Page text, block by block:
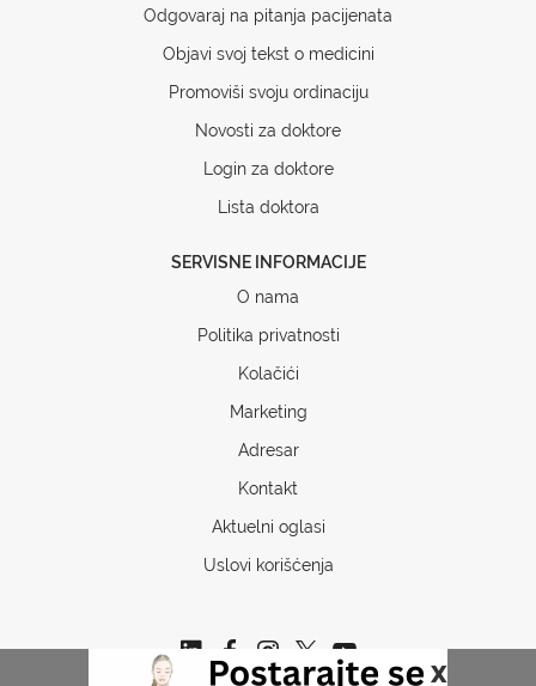
x
Odgovaraj na pitanja pacijenata
Objavi svoj tekst o medicini
Promoviši svoju ordinaciju
Novosti za doktore
Login za doktore
Lista doktora
SERVISNE INFORMACIJE
O nama
Politika privatnosti
Kolačići
Marketing
Adresar
Kontakt
Aktuelni oglasi
Uslovi korišćenja